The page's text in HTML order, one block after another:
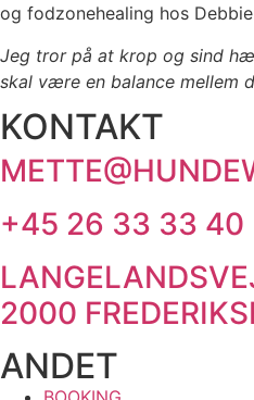
og fodzonehealing hos
Jeg tror på at krop og sind
skal være en balance mellem
KONTAKT
+45 26 33 33 40
2000
ANDET